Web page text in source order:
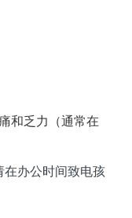
和乏力（通常在
办公时间致电孩